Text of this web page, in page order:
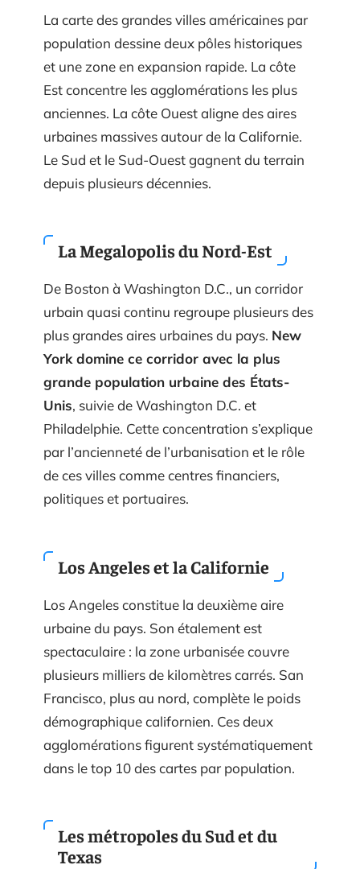
La carte des grandes villes américaines par
population dessine deux pôles historiques
et une zone en expansion rapide. La côte
Est concentre les agglomérations les plus
anciennes. La côte Ouest aligne des aires
urbaines massives autour de la Californie.
Le Sud et le Sud-Ouest gagnent du terrain
depuis plusieurs décennies.
La Megalopolis du Nord-Est
De Boston à Washington D.C., un corridor
urbain quasi continu regroupe plusieurs des
plus grandes aires urbaines du pays. New
York domine ce corridor avec la plus
grande population urbaine des États-
Unis, suivie de Washington D.C. et
Philadelphie. Cette concentration s’explique
par l’ancienneté de l’urbanisation et le rôle
de ces villes comme centres financiers,
politiques et portuaires.
Los Angeles et la Californie
Los Angeles constitue la deuxième aire
urbaine du pays. Son étalement est
spectaculaire : la zone urbanisée couvre
plusieurs milliers de kilomètres carrés. San
Francisco, plus au nord, complète le poids
démographique californien. Ces deux
agglomérations figurent systématiquement
dans le top 10 des cartes par population.
Les métropoles du Sud et du
Texas